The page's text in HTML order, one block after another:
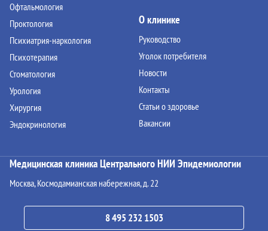
Офтальмология
Проктология
Психиатрия-наркология
Психотерапия
Стоматология
Урология
Хирургия
Эндокринология
О клинике
Руководство
Уголок потребителя
Новости
Контакты
Статьи о здоровье
Вакансии
Медицинская клиника Центрального НИИ Эпидемиологии
Москва, Космодамианская набережная, д. 22
8 495 232 1503